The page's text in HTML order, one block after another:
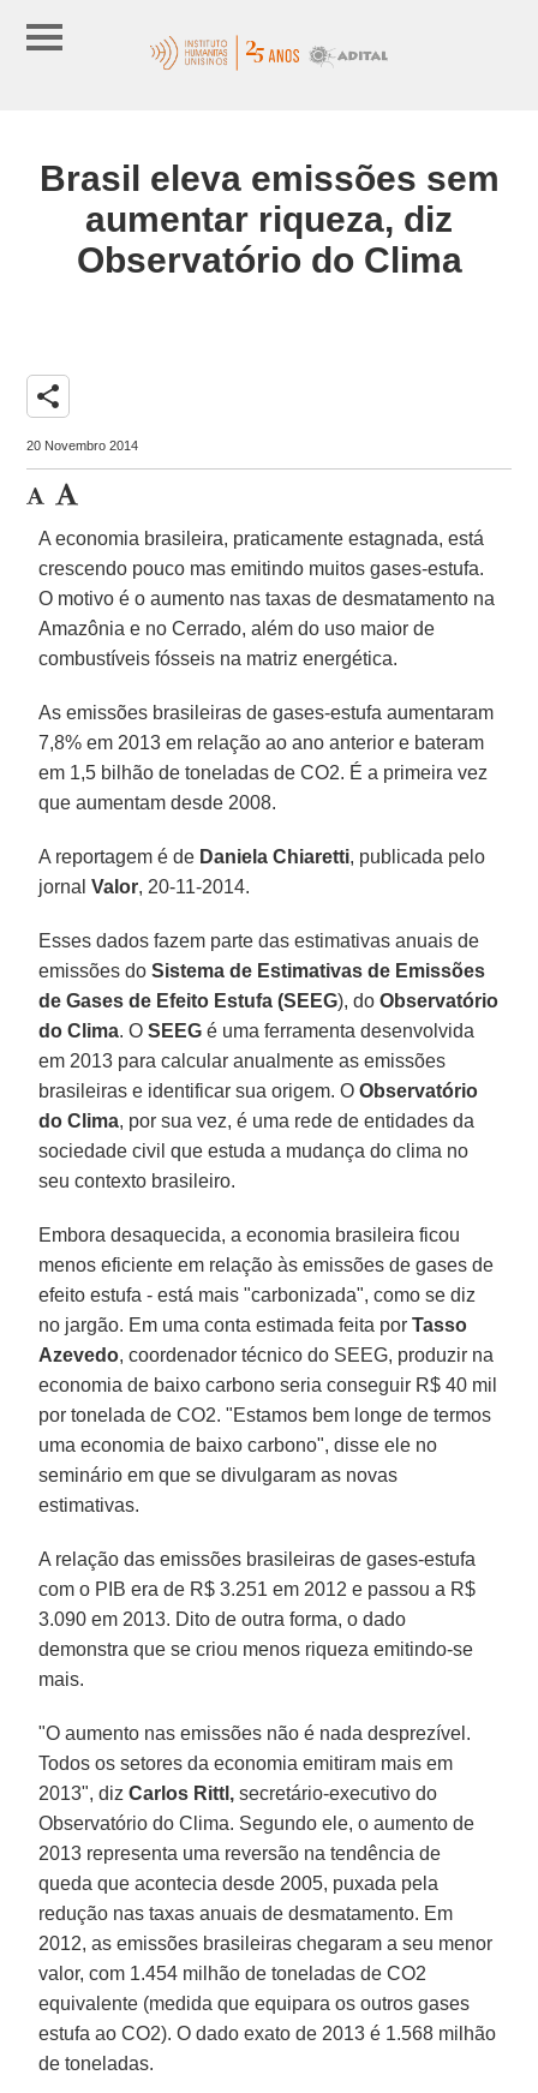
Brasil eleva emissões sem
aumentar riqueza, diz
Observatório do Clima
share
20 Novembro 2014
A economia brasileira, praticamente estagnada, está
crescendo pouco mas emitindo muitos gases-estufa.
O motivo é o aumento nas taxas de desmatamento na
Amazônia e no Cerrado, além do uso maior de
combustíveis fósseis na matriz energética.
As emissões brasileiras de gases-estufa aumentaram
7,8% em 2013 em relação ao ano anterior e bateram
em 1,5 bilhão de toneladas de CO2. É a primeira vez
que aumentam desde 2008.
A reportagem é de Daniela Chiaretti, publicada pelo
jornalValor, 20-11-2014.
Esses dados fazem parte das estimativas anuais de
emissões doSistema de Estimativas de Emissões
de Gases de Efeito Estufa (SEEG), doObservatório
do Clima. OSEEG é uma ferramenta desenvolvida
em 2013 para calcular anualmente as emissões
brasileiras e identificar sua origem. OObservatório
do Clima, por sua vez, é uma rede de entidades da
sociedade civil que estuda a mudança do clima no
seu contexto brasileiro.
Embora desaquecida, a economia brasileira ficou
menos eficiente em relação às emissões de gases de
efeito estufa - está mais "carbonizada", como se diz
no jargão. Em uma conta estimada feita porTasso
Azevedo, coordenador técnico do SEEG, produzir na
economia de baixo carbono seria conseguir R$ 40 mil
por tonelada de CO2. "Estamos bem longe de termos
uma economia de baixo carbono", disse ele no
seminário em que se divulgaram as novas
estimativas.
A relação das emissões brasileiras de gases-estufa
com o PIB era de R$ 3.251 em 2012 e passou a R$
3.090 em 2013. Dito de outra forma, o dado
demonstra que se criou menos riqueza emitindo-se
mais.
"O aumento nas emissões não é nada desprezível.
Todos os setores da economia emitiram mais em
2013", dizCarlos Rittl, secretário-executivo do
Observatório do Clima. Segundo ele, o aumento de
2013 representa uma reversão na tendência de
queda que acontecia desde 2005, puxada pela
redução nas taxas anuais de desmatamento. Em
2012, as emissões brasileiras chegaram a seu menor
valor, com 1.454 milhão de toneladas de CO2
equivalente (medida que equipara os outros gases
estufa ao CO2). O dado exato de 2013 é 1.568 milhão
de toneladas.